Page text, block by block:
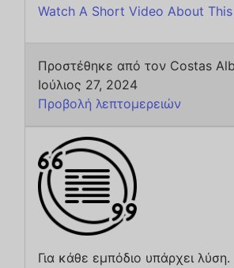
Watch A Short Video About
Προστέθηκε από τον Costas
Ιούλιος 27, 2024
Προβολή λεπτομερειών
Για κάθε εμπόδιο υπάρχει